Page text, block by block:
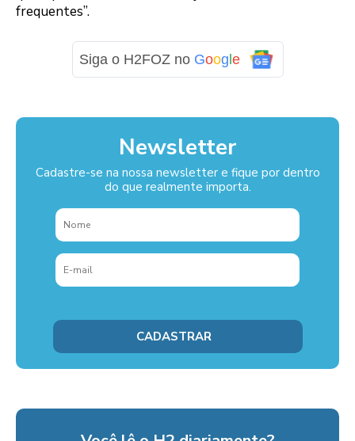
frequentes”.
Siga o H2FOZ no Google
Newsletter
Cadastre-se na nossa newsletter e fique por dentro
do que realmente importa.